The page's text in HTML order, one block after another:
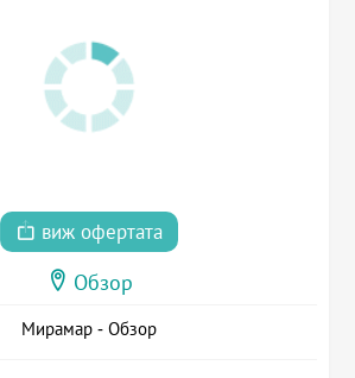
виж офертата
Обзор
Мирамар - Обзор